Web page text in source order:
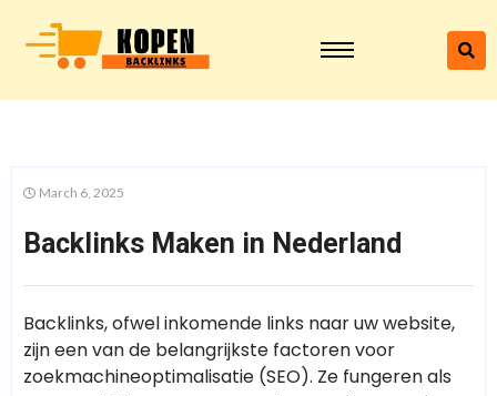
March 6, 2025
Backlinks Maken in Nederland
Backlinks, ofwel inkomende links naar uw website,
zijn een van de belangrijkste factoren voor
zoekmachineoptimalisatie (SEO). Ze fungeren als